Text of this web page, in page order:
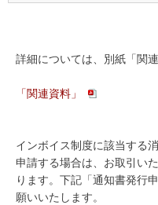
詳細については、別紙「関
「関連資料」
インボイス制度に該当する
申請する場合は、お取引い
ります。下記「通知書発行
願いいたします。